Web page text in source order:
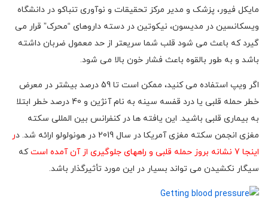
مایکل فیور، پزشک و مدیر مرکز تحقیقات و نوآوری تنباکو در دانشگاه
ویسکانسین در مدیسون، نیکوتین در دسته داروهای “محرک” قرار می
گیرد که باعث می شود قلب شما سریعتر از حد معمول ضربان داشته
باشد و به طور بالقوه باعث فشار خون بالا می شود.
اگر ویپ استفاده می کنید، ممکن است تا 59 درصد بیشتر در معرض
خطر حمله قلبی یا درد قفسه سینه به نام آنژین و 40 درصد خطر ابتلا
به بیماری قلبی باشید. این یافته ها در کنفرانس بین المللی سکته
مغزی انجمن سکته مغزی آمریکا در سال 2019 در هونولولو ارائه شد. د
ر
اینجا 7 نشانه بروز حمله قلبی و راههای جلوگیری از آن آمده است
که
سیگار نکشیدن می تواند بسیار در این مورد تأثیرگذار باشد.